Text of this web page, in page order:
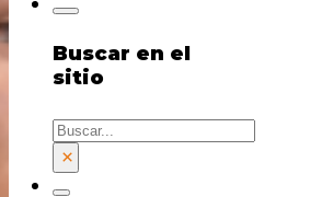
Buscar en el
sitio
Buscar
×